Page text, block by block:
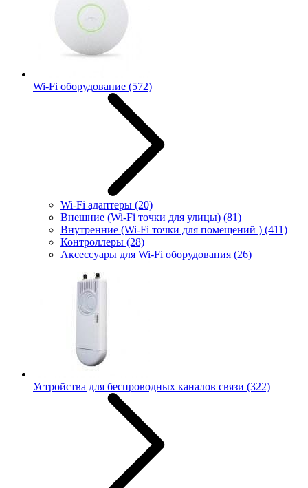
Wi-Fi оборудование (572)
Wi-Fi адаптеры (20)
Внешние (Wi-Fi точки для улицы) (81)
Внутренние (Wi-Fi точки для помещений ) (411)
Контроллеры (28)
Аксессуары для Wi-Fi оборудования (26)
Устройства для беспроводных каналов связи (322)